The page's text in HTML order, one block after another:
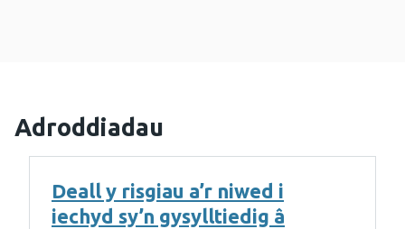
Adroddiadau
Deall y risgiau a’r niwed i
iechyd sy’n gysylltiedig â